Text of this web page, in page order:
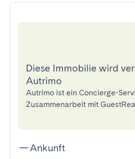
Diese Immobilie wird
Autrimo
Autrimo ist ein Concierge-
Zusammenarbeit mit
Ankunft